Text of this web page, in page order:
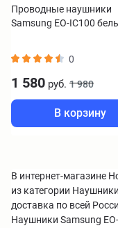
Проводные наушники
Samsung EO-IC100
0
1 580 руб. 1 980
В корзину
В интернет-магазине
из категории
доставка по всей
Наушники Samsung